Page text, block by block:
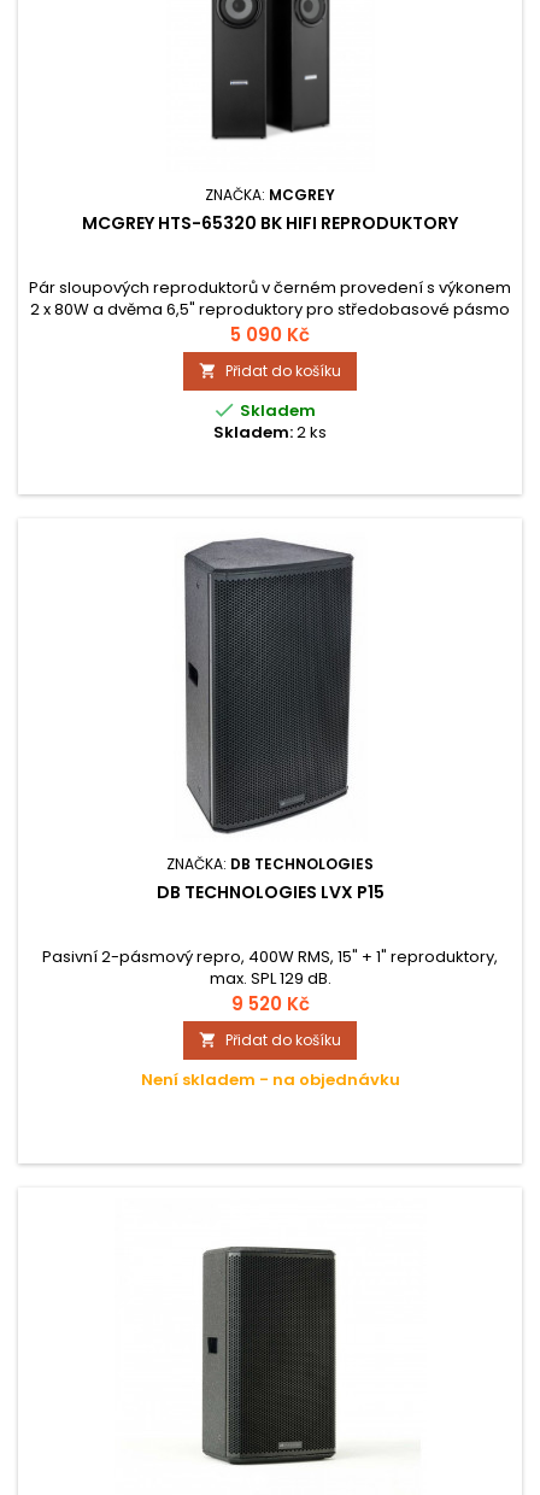
ZNAČKA: MCGREY
MCGREY HTS-65320 BK HIFI REPRODUKTORY
Pár sloupových reproduktorů v černém provedení s výkonem
2 x 80W a dvěma 6,5" reproduktory pro středobasové pásmo
a 1" reproduktorem pro vysoké frekvence. Hmotnost
reproboxu 7,7 kg.
5 090 Kč
 Přidat do košíku
 Skladem
Skladem:2 ks
ZNAČKA: DB TECHNOLOGIES
DB TECHNOLOGIES LVX P15
Pasivní 2-pásmový repro, 400W RMS, 15" + 1" reproduktory,
max. SPL 129 dB.
9 520 Kč
 Přidat do košíku
Není skladem - na objednávku